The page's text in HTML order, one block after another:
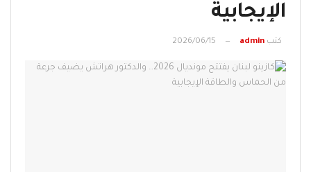
الإيجابية
كتب admin
2026/06/15